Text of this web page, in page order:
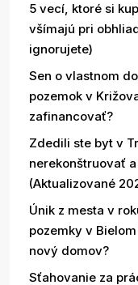
5 vecí, ktoré si
všímajú pri
ignorujete)
Sen o vlastnom
pozemok v
zafinancovať?
Zdedili ste byt v
nerekonštruovať
(Aktualizované
Únik z mesta v
pozemky v
nový domov?
Sťahovanie za